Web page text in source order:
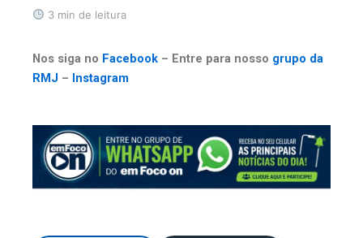
3 min de leitura
Nos siga no Facebook – Entre para nosso grupo da
RMJ – Instagram